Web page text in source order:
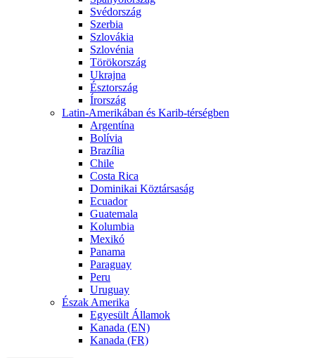
Svédország
Szerbia
Szlovákia
Szlovénia
Törökország
Ukrajna
Észtország
Írország
Latin-Amerikában és Karib-térségben
Argentína
Bolívia
Brazília
Chile
Costa Rica
Dominikai Köztársaság
Ecuador
Guatemala
Kolumbia
Mexikó
Panama
Paraguay
Peru
Uruguay
Észak Amerika
Egyesült Államok
Kanada (EN)
Kanada (FR)